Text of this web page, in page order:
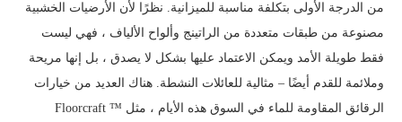
من الدرجة الأولى بتكلفة مناسبة للميزانية. نظرًا لأن الأرضيات الخشبية
مصنوعة من طبقات متعددة من الراتينج وألواح الألياف ، فهي ليست
فقط طويلة الأمد ويمكن الاعتماد عليها بشكل لا يصدق ، بل إنها مريحة
وملائمة للقدم أيضًا – مثالية للعائلات النشطة. هناك العديد من خيارات
الرقائق المقاومة للماء في السوق هذه الأيام ، مثل Floorcraft ™